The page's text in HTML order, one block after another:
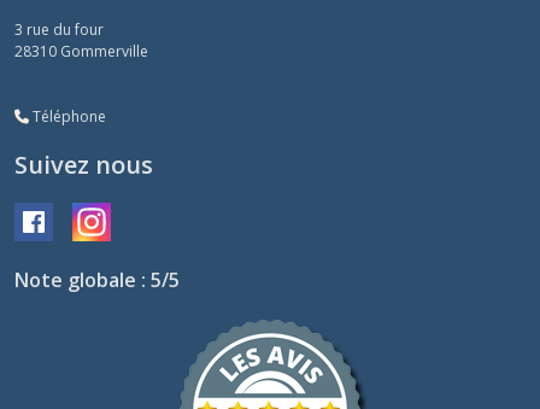
3 rue du four
28310 Gommerville
Téléphone
Suivez nous
Note globale : 5/5